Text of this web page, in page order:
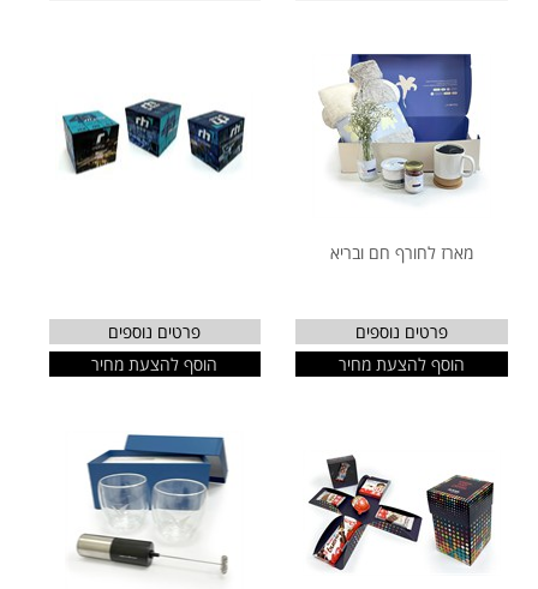
מארז לחורף חם ובריא
פרטים נוספים
הוסף להצעת מחיר
פרטים נוספים
הוסף להצעת מחיר